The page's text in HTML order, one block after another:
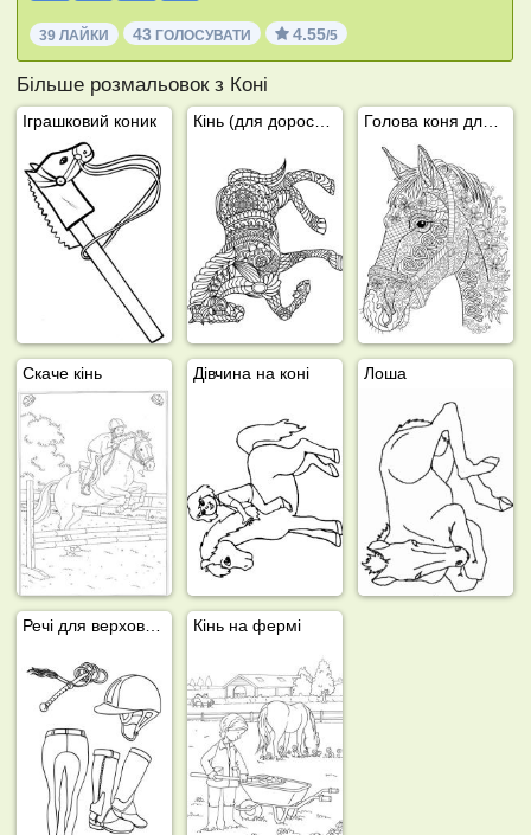
39 ЛАЙКИ 43 ГОЛОСУВАТИ 4.55/5
Більше розмальовок з Коні
Іграшковий коник
Скаче кінь Дівчина на коні Лоша
Кінь на фермі